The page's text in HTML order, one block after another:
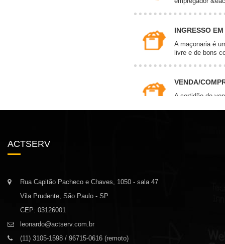
ACTSERV
Rua Capitão Pacheco e Chaves, 1050 - sala 47
Vila Prudente, São Paulo - SP
CEP: 03126001
leonardo@actserv.com.br
(11) 3105-1598 / 96715-0616 (remoto)